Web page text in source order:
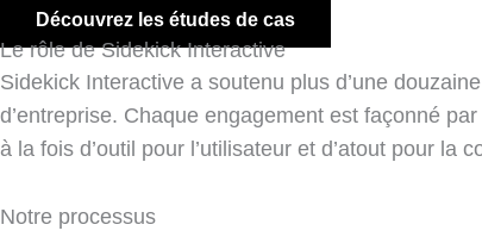
Découvrez les études de cas
Le rôle de Sidekick Interactive
Sidekick Interactive a soutenu plus d’une
d’entreprise. Chaque engagement est façonné
à la fois d’outil pour l’utilisateur et d’atout pour la
Notre processus